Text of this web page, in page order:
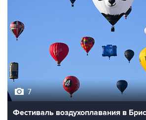
Фестиваль воздухоплавания в